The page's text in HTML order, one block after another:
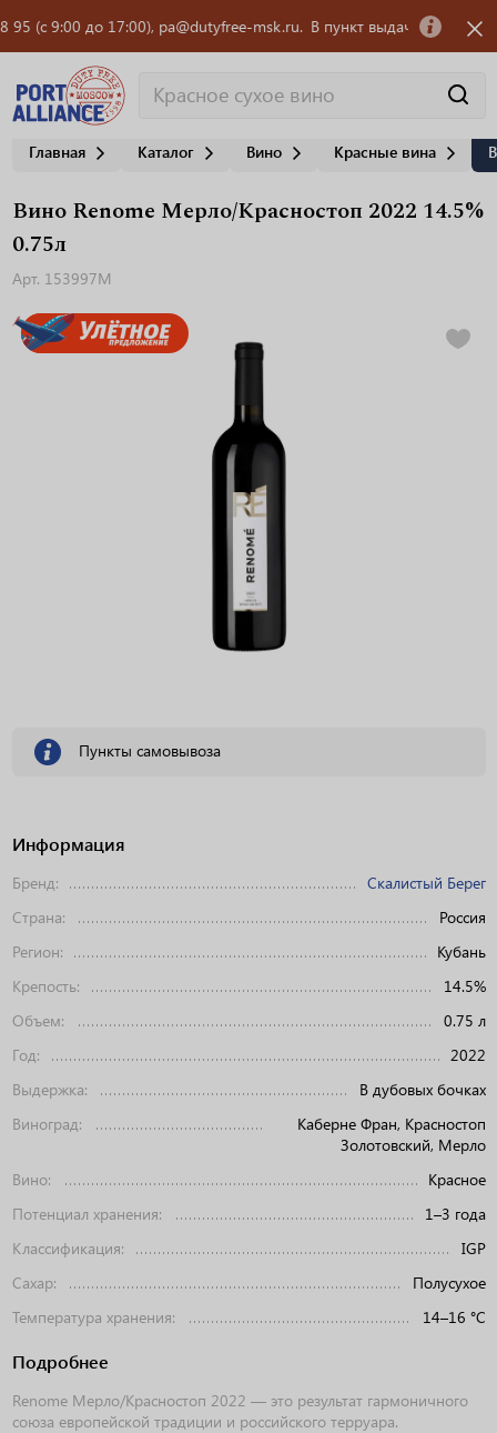
(с 9:00 до 17:00), pa@dutyfree-msk.ru. В пункт выдачи заказов
Главная Каталог Вино Красные вина
Вино Renome Мерло/Красностоп 2022 14.5%
0.75л
Арт. 153997М
Информация
Бренд:
Скалистый Берег
Страна:
Россия
Регион:
Кубань
Крепость:
14.5%
Объем:
0.75 л
Год:
2022
Выдержка:
В дубовых бочках
Виноград:
Каберне Фран, Красностоп
Золотовский, Мерло
Вино:
Красное
Потенциал хранения:
1–3 года
Классификация:
IGP
Сахар:
Полусухое
Температура хранения:
14–16 °C
Подробнее
Renome Мерло/Красностоп 2022 — это результат гармоничного
союза европейской традиции и российского терруара.
Пункты самовывоза